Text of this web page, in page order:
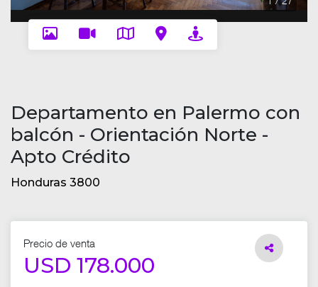
Departamento en Palermo con
balcón - Orientación Norte -
Apto Crédito
Honduras 3800
Precio de venta
USD 178.000